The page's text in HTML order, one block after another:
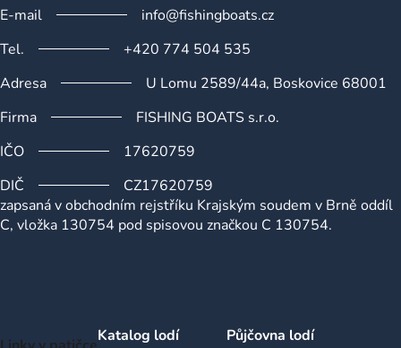
E-mail
info@fishingboats.cz
Tel.
+420 774 504 535
Adresa
U Lomu 2589/44a, Boskovice 68001
Firma
FISHING BOATS s.r.o.
IČO
17620759
DIČ
CZ17620759
zapsaná v obchodním rejstříku Krajským soudem v Brně oddíl
C, vložka 130754 pod spisovou značkou C 130754.
Katalog lodí Půjčovna lodí